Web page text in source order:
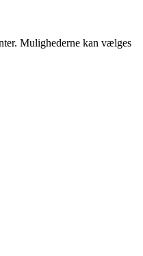
Mulighederne kan vælges